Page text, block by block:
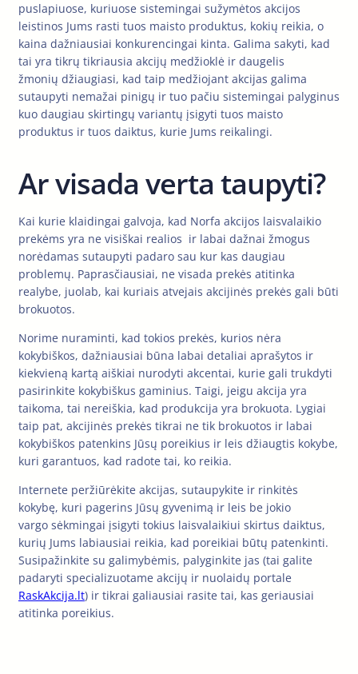
puslapiuose, kuriuose sistemingai sužymėtos akcijos
leistinos Jums rasti tuos maisto produktus, kokių reikia, o
kaina dažniausiai konkurencingai kinta. Galima sakyti, kad
tai yra tikrų tikriausia akcijų medžioklė ir daugelis
žmonių džiaugiasi, kad taip medžiojant akcijas galima
sutaupyti nemažai pinigų ir tuo pačiu sistemingai palyginus
kuo daugiau skirtingų variantų įsigyti tuos maisto
produktus ir tuos daiktus, kurie Jums reikalingi.
Ar visada verta taupyti?
Kai kurie klaidingai galvoja, kad Norfa akcijos laisvalaikio
prekėms yra ne visiškai realios ir labai dažnai žmogus
norėdamas sutaupyti padaro sau kur kas daugiau
problemų. Paprasčiausiai, ne visada prekės atitinka
realybe, juolab, kai kuriais atvejais akcijinės prekės gali būti
brokuotos.
Norime nuraminti, kad tokios prekės, kurios nėra
kokybiškos, dažniausiai būna labai detaliai aprašytos ir
kiekvieną kartą aiškiai nurodyti akcentai, kurie gali trukdyti
pasirinkite kokybiškus gaminius. Taigi, jeigu akcija yra
taikoma, tai nereiškia, kad produkcija yra brokuota. Lygiai
taip pat, akcijinės prekės tikrai ne tik brokuotos ir labai
kokybiškos patenkins Jūsų poreikius ir leis džiaugtis kokybe,
kuri garantuos, kad radote tai, ko reikia.
Internete peržiūrėkite akcijas, sutaupykite ir rinkitės
kokybę, kuri pagerins Jūsų gyvenimą ir leis be jokio
vargo sėkmingai įsigyti tokius laisvalaikiui skirtus daiktus,
kurių Jums labiausiai reikia, kad poreikiai būtų patenkinti.
Susipažinkite su galimybėmis, palyginkite jas (tai galite
padaryti specializuotame akcijų ir nuolaidų portale
RaskAkcija.lt) ir tikrai galiausiai rasite tai, kas geriausiai
atitinka poreikius.